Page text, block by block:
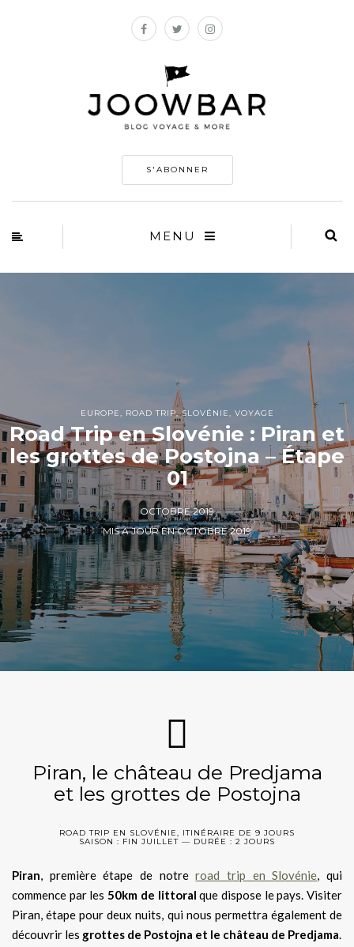
S'ABONNER
MENU
EUROPE ROAD TRIP,SLOVÉNIE VOYAGE
Road Trip en Slovénie : Piran et
les grottes de Postojna – Étape
01
OCTOBRE 2019
MIS À JOUR EN OCTOBRE 2019
Piran, le château de Predjama
et les grottes de Postojna
ROAD TRIP EN SLOVÉNIE, ITINÉRAIRE DE 9 JOURS
SAISON : FIN JUILLET — DURÉE : 2 JOURS
Piran , première étape de notreroad trip en Slovénie , qui
commence par les 50km de littoral que dispose le pays. Visiter
Piran, étape pour deux nuits, qui nous permettra également de
découvrir les grottes de Postojna et le château de Predjama